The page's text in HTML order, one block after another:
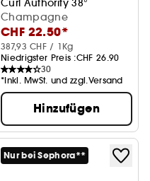
Curl Authority 38°
Champagne
CHF 22.50*
387,93 CHF / 1Kg
Niedrigster Preis :CHF 26.90
30
*Inkl. MwSt. und zzgl.Versand
Hinzufügen
Nur bei Sephora**